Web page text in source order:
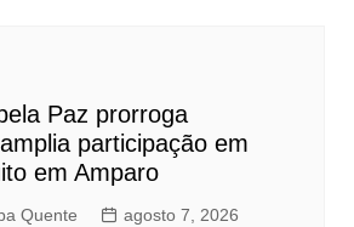
Paz prorroga
participação em
em Amparo
Quente
agosto 7, 2026